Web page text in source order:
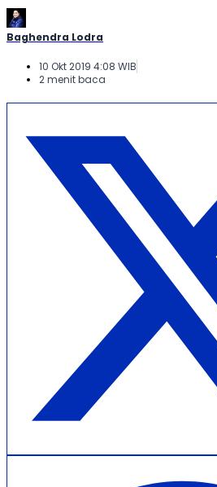
Baghendra Lodra
10 Okt 2019 4:08 WIB
2 menit baca